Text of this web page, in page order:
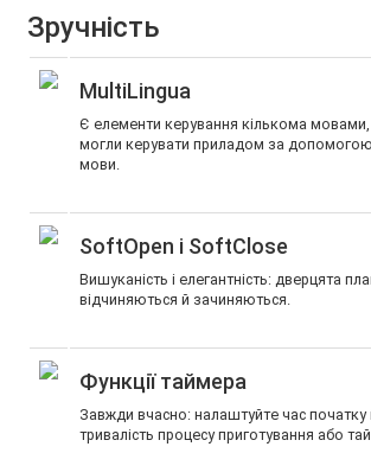
Зручність
MultiLingua
Є елементи керування кількома мовами,
могли керувати приладом за допомогою
мови.
SoftOpen і SoftClose
Вишуканість і елегантність: дверцята
відчиняються й зачиняються.
Функції таймера
Завжди вчасно: налаштуйте час
тривалість процесу приготування або